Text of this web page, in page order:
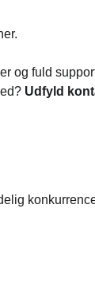
og fuld
Udfyld